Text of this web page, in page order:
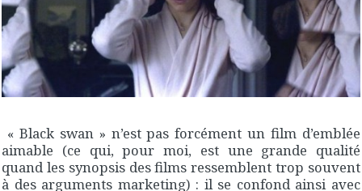
« Black swan » n’est pas forcément un film d’emblée
aimable (ce qui, pour moi, est une grande qualité
quand les synopsis des films ressemblent trop souvent
à des arguments marketing) : il se confond ainsi avec